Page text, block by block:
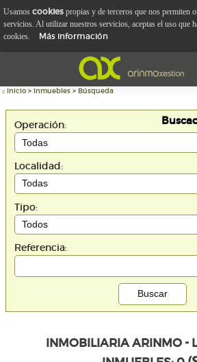
:: Inicio > Inmuebles > Búsqueda
Operación:
Localidad:
Tipo:
Referencia:
INMOBILIARIA ARINMO -
Usamos cookies propias y de terceros que nos permiten
servicios. Al utilizar nuestros servicios, aceptas el uso que
cookies.
Más información